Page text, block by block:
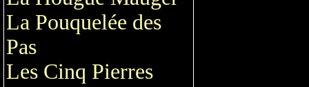
La Pouquelée des
Pas
Les Cinq Pierres